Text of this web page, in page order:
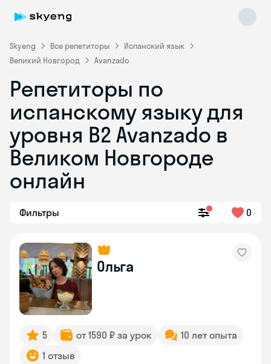
Skyeng Все репетиторы
Испанский язык
Великий Новгород
Avanzado
Репетиторы по
испанскому языку для
уровня B2 Avanzado в
Великом Новгороде
онлайн
Фильтры 0
Ольга
5 от 1590 ₽ за урок
10 лет опыта
1 отзыв
Skyeng Chat